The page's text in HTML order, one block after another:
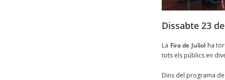
Dissabte 23
La Fira de Juliol ha
tots els públics en
Dins del programa